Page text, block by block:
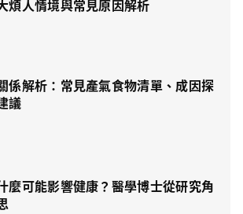
煩人情境與常見原因解析
係解析：常見產氣食物清單、成因探
議
麼可能影響健康？醫學博士從研究角